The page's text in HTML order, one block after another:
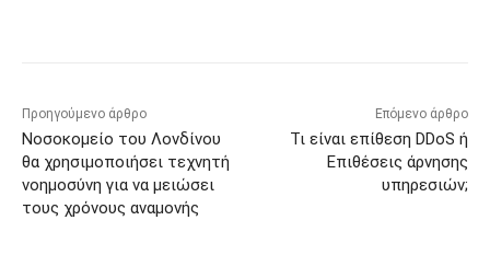
Προηγούμενο άρθρο
Νοσοκομείο του Λονδίνου
θα χρησιμοποιήσει τεχνητή
νοημοσύνη για να μειώσει
τους χρόνους αναμονής
Επόμενο άρθρο
Τι είναι επίθεση DDoS ή
Επιθέσεις άρνησης
υπηρεσιών;